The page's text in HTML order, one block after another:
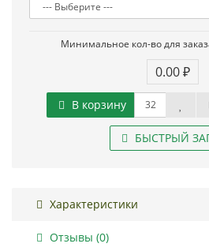
Минимальное кол-во для
0.00 ₽
В корзину
БЫСТРЫЙ
Характеристики
Отзывы (0)